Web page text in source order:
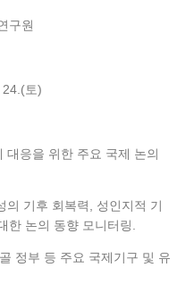
구원
토)
대응을 위한 주요 국제 논의
의 기후 회복력, 성인지적 기
한 논의 동향 모니터링.
정부 등 주요 국제기구 및 유